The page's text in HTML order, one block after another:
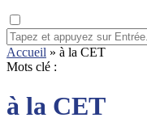
Accueil » à la CET
Mots clé :
à la CET